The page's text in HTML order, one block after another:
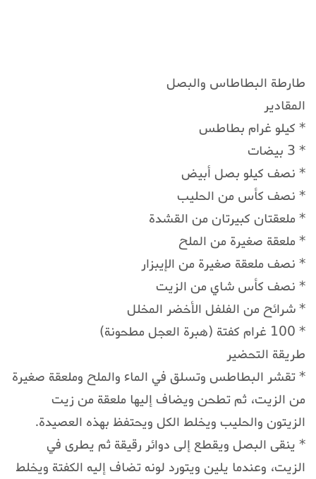
طارطة البطاطاس والبصل
المقادير
* كيلو غرام بطاطس
* 3 بيضات
* نصف كيلو بصل أبيض
* نصف كأس من الحليب
* ملعقتان كبيرتان من القشدة
* ملعقة صغيرة من الملح
* نصف ملعقة صغيرة من الإيبزار
* نصف كأس شاي من الزيت
* شرائح من الفلفل الأخضر المخلل
* 100 غرام كفتة (هبرة العجل مطحونة)
طريقة التحضير
* تقشر البطاطس وتسلق في الماء والملح وملعقة صغيرة
من الزيت، ثم تطحن ويضاف إليها ملعقة من زيت
الزيتون والحليب ويخلط الكل ويحتفظ بهذه العصيدة.
* ينقى البصل ويقطع إلى دوائر رقيقة ثم يطرى في
الزيت، وعندما يلين ويتورد لونه تضاف إليه الكفتة ويخلط